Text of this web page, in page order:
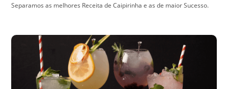
Separamos as melhores Receita de Caipirinha e as de maior Sucesso.